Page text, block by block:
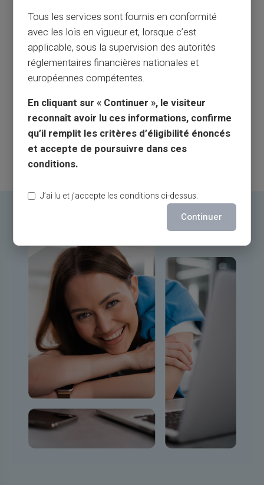
Tous les services sont fournis en conformité
avec les lois en vigueur et, lorsque c’est
applicable, sous la supervision des autorités
réglementaires financières nationales et
européennes compétentes.
En cliquant sur « Continuer », le visiteur
reconnaît avoir lu ces informations, confirme
qu’il remplit les critères d’éligibilité énoncés
et accepte de poursuivre dans ces
conditions.
J’ai lu et j’accepte les conditions ci-dessus.
Continuer